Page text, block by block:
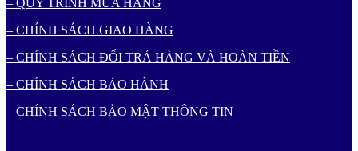
– CHÍNH SÁCH GIAO HÀNG
– CHÍNH SÁCH ĐỔI TRẢ HÀNG VÀ HOÀN TIỀN
– CHÍNH SÁCH BẢO HÀNH
– CHÍNH SÁCH BẢO MẬT THÔNG TIN